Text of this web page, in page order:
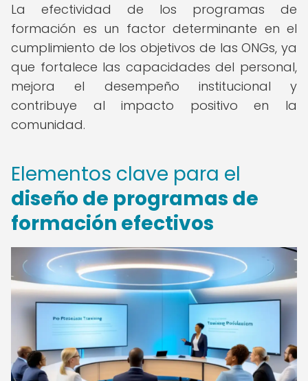
La efectividad de los programas de
formación es un factor determinante en el
cumplimiento de los objetivos de las ONGs, ya
que fortalece las capacidades del personal,
mejora el desempeño institucional y
contribuye al impacto positivo en la
comunidad.
Elementos clave para el
diseño de programas de
formación efectivos